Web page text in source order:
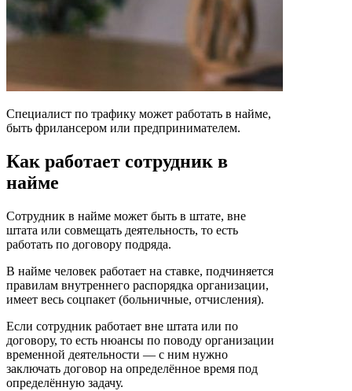
Специалист по трафику может работать в найме,
быть фрилансером или предпринимателем.
Как работает сотрудник в
найме
Сотрудник в найме может быть в штате, вне
штата или совмещать деятельность, то есть
работать по договору подряда.
В найме человек работает на ставке, подчиняется
правилам внутреннего распорядка организации,
имеет весь соцпакет (больничные, отчисления).
Если сотрудник работает вне штата или по
договору, то есть нюансы по поводу организации
временной деятельности — с ним нужно
заключать договор на определённое время под
определённую задачу.